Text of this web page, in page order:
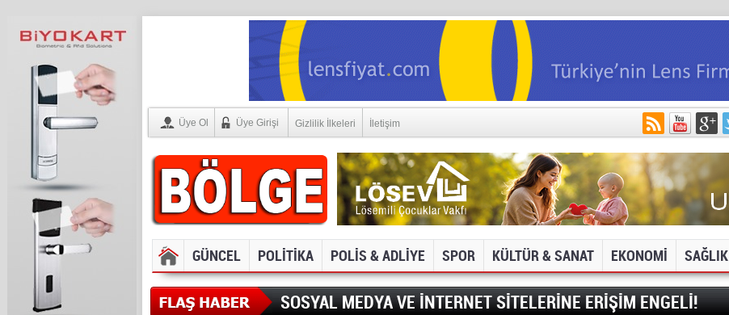
Üye Ol Üye Girişi Gizlilik İlkeleri İletişim
GÜNCEL POLİTİKA POLİS & ADLİYE SPOR KÜLTÜR & SANAT EKONOMİ SAĞLIK
SOSYAL MEDYA VE İNTERNET SİTELERİNE ERİŞİM ENGELİ!